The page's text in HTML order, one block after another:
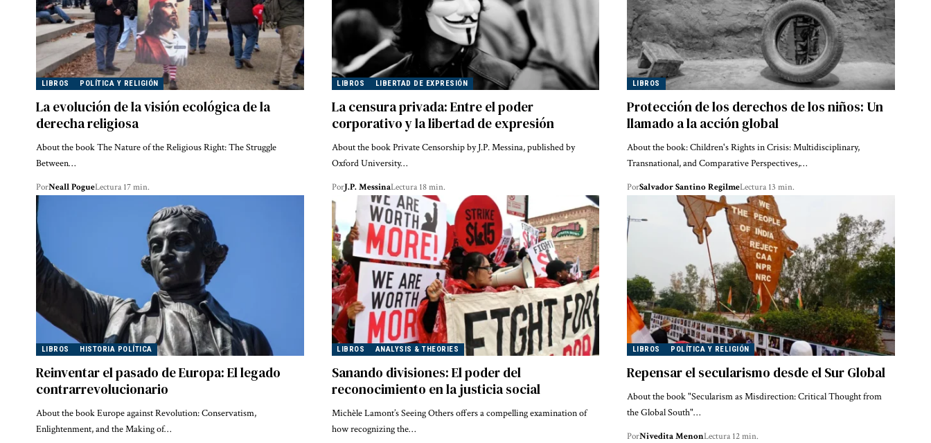
LIBROS POLÍTICA Y RELIGIÓN
La evolución de la visión ecológica de la
derecha religiosa
About the book The Nature of the Religious Right: The Struggle
Between…
PorNeall PogueLectura 17 min.
LIBROS LIBERTAD DE EXPRESIÓN
La censura privada: Entre el poder
corporativo y la libertad de expresión
About the book Private Censorship by J.P. Messina, published by
Oxford University…
PorJ.P. MessinaLectura 18 min.
LIBROS
Protección de los derechos de los niños: Un
llamado a la acción global
About the book: Children's Rights in Crisis: Multidisciplinary,
Transnational, and Comparative Perspectives,…
PorSalvador Santino RegilmeLectura 13 min.
LIBROS HISTORIA POLÍTICA
Reinventar el pasado de Europa: El legado
contrarrevolucionario
About the book Europe against Revolution: Conservatism,
Enlightenment, and the Making of…
LIBROS ANALYSIS & THEORIES
Sanando divisiones: El poder del
reconocimiento en la justicia social
Michèle Lamont’s Seeing Others offers a compelling examination of
how recognizing the…
LIBROS POLÍTICA Y RELIGIÓN
Repensar el secularismo desde el Sur Global
About the book "Secularism as Misdirection: Critical Thought from
the Global South"…
PorNivedita MenonLectura 12 min.